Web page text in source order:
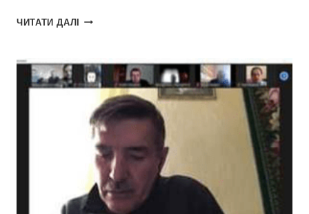
ЧИТАТИ ДАЛІ
РЕАЛІЗАЦІЯ
ПРОДОВЖУЄТЬСЯ
В
УМОВАХ
ВІЙНИ